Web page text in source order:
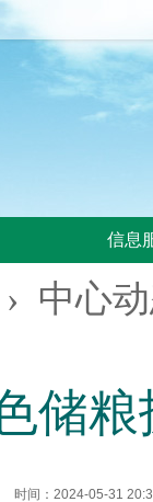
信息
中心
储
时间：2024-05-31